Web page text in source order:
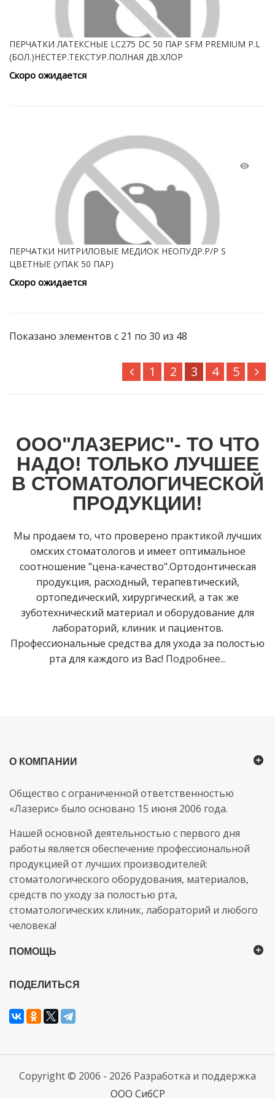
ПЕРЧАТКИ ЛАТЕКСНЫЕ LC275 DC 50 ПАР SFM PREMIUM Р.L
(БОЛ.)НЕСТЕР.ТЕКСТУР.ПОЛНАЯ ДВ.ХЛОР
Скоро ожидается
ПЕРЧАТКИ НИТРИЛОВЫЕ МЕДИОК НЕОПУДР.Р/Р S
ЦВЕТНЫЕ (УПАК 50 ПАР)
Скоро ожидается
Показано элементов с 21 по 30 из 48
1 2 3 4 5
ООО"ЛАЗЕРИС"- ТО ЧТО
НАДО! ТОЛЬКО ЛУЧШЕЕ
В СТОМАТОЛОГИЧЕСКОЙ
ПРОДУКЦИИ!
Мы продаем то, что проверено практикой лучших
омских стоматологов и имеет оптимальное
соотношение "цена-качество".Ортодонтическая
продукция, расходный, терапевтический,
ортопедический, хирургический, а так же
зуботехнический материал и оборудование для
лабораторий, клиник и пациентов.
Профессиональные средства для ухода за полостью
рта для каждого из Вас! Подробнее...
О КОМПАНИИ
Общество с ограниченной ответственностью
«Лазерис» было основано 15 июня 2006 года.
Нашей основной деятельностью с первого дня
работы является обеспечение профессиональной
продукцией от лучших производителей:
стоматологического оборудования, материалов,
средств по уходу за полостью рта,
стоматологических клиник, лабораторий и любого
человека!
ПОМОЩЬ
ПОДЕЛИТЬСЯ
Copyright © 2006 - 2026 Разработка и поддержка
ООО СибСР